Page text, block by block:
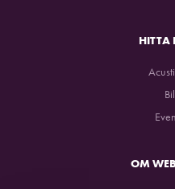
HITTA
OM